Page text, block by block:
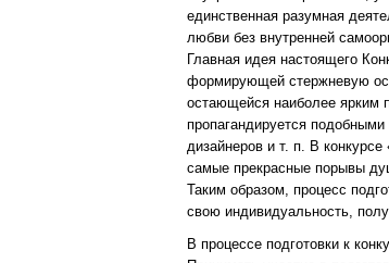
единственная разумная
любви без внутренней
Главная идея настоящего
формирующей стержневую
остающейся наиболее ярким
пропагандируется
дизайнеров и т. п. В
самые прекрасные порывы
Таким образом, процесс
свою индивидуальность,
В процессе подготовки к